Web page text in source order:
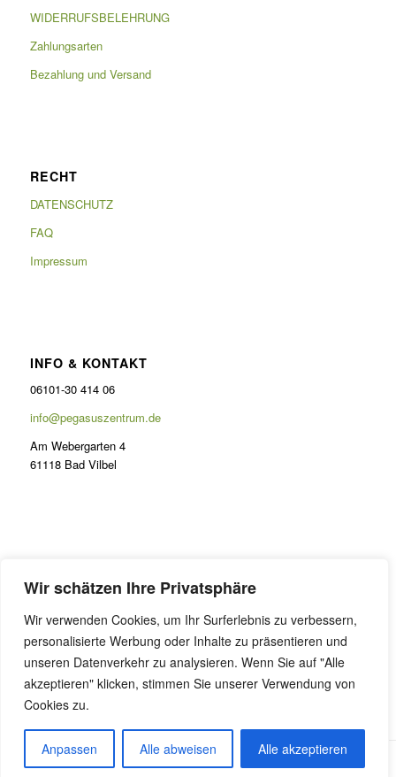
Wir schätzen Ihre Privatsphäre
Wir verwenden Cookies, um Ihr Surferlebnis zu verbessern,
personalisierte Werbung oder Inhalte zu präsentieren und
unseren Datenverkehr zu analysieren. Wenn Sie auf "Alle
akzeptieren" klicken, stimmen Sie unserer Verwendung von
Cookies zu.
Anpassen Alle abweisen Alle akzeptieren
WIDERRUFSBELEHRUNG
Zahlungsarten
Bezahlung und Versand
RECHT
DATENSCHUTZ
FAQ
Impressum
INFO & KONTAKT
06101-30 414 06
info@pegasuszentrum.de
Am Webergarten 4
61118 Bad Vilbel
Lernen im Odenwald
FAQ Präsenzunterricht
Online Coaching
Alle Preise inkl. der gesetzlichen MwSt.